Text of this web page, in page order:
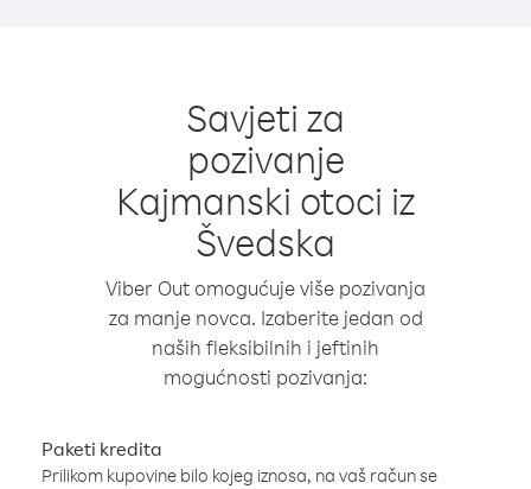
Savjeti za
pozivanje
Kajmanski otoci iz
Švedska
Viber Out omogućuje više pozivanja
za manje novca. Izaberite jedan od
naših fleksibilnih i jeftinih
mogućnosti pozivanja:
Paketi kredita
Prilikom kupovine bilo kojeg iznosa, na vaš račun se